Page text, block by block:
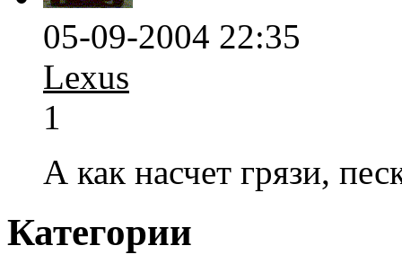
05-09-2004 22:35
Lexus
1
А как насчет грязи,
Категории